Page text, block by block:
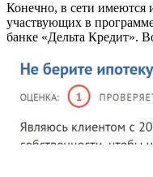
Конечно, в сети имеются
участвующих в
банке «Дельта Кредит».